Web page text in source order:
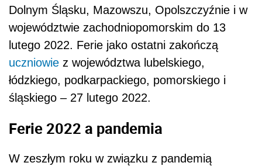
Dolnym Śląsku, Mazowszu, Opolszczyźnie i w
województwie zachodniopomorskim do 13
lutego 2022. Ferie jako ostatni zakończą
uczniowie z województwa lubelskiego,
łódzkiego, podkarpackiego, pomorskiego i
śląskiego – 27 lutego 2022.
Ferie 2022 a pandemia
W zeszłym roku w związku z pandemią